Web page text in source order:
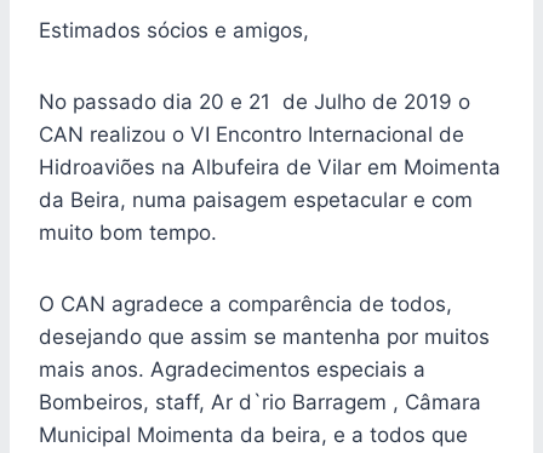
Estimados sócios e amigos,
No passado dia 20 e 21 de Julho de 2019 o
CAN realizou o VI Encontro Internacional de
Hidroaviões na Albufeira de Vilar em Moimenta
da Beira, numa paisagem espetacular e com
muito bom tempo.
O CAN agradece a comparência de todos,
desejando que assim se mantenha por muitos
mais anos. Agradecimentos especiais a
Bombeiros, staff, Ar d`rio Barragem , Câmara
Municipal Moimenta da beira, e a todos que